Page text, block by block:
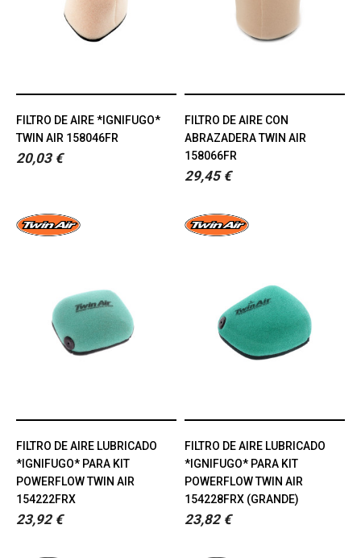
FILTRO DE AIRE *IGNIFUGO*
TWIN AIR 158046FR
20,03 €
FILTRO DE AIRE CON
ABRAZADERA TWIN AIR
158066FR
29,45 €
FILTRO DE AIRE LUBRICADO
*IGNIFUGO* PARA KIT
POWERFLOW TWIN AIR
154222FRX
23,92 €
FILTRO DE AIRE LUBRICADO
*IGNIFUGO* PARA KIT
POWERFLOW TWIN AIR
154228FRX (GRANDE)
23,82 €